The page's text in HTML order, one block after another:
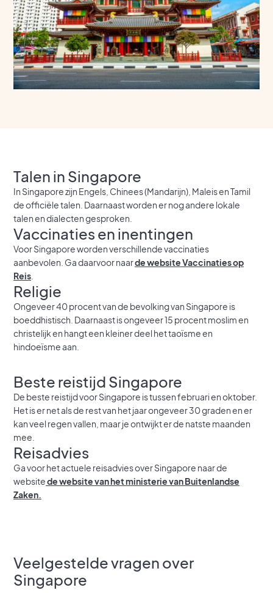
Talen in Singapore
In Singapore zijn Engels, Chinees (Mandarijn), Maleis en Tamil
de officiële talen. Daarnaast worden er nog andere lokale
talen en dialecten gesproken.
Vaccinaties en inentingen
Voor Singapore worden verschillende vaccinaties
aanbevolen. Ga daarvoor naarde website Vaccinaties op
Reis
Religie
Ongeveer 40 procent van de bevolking van Singapore is
boeddhistisch. Daarnaast is ongeveer 15 procent moslim en
christelijk en hangt een kleiner deel het taoïsme en
hindoeïsme aan.
Beste reistijd Singapore
De beste reistijd voor Singapore is tussen februari en oktober.
Het is er net als de rest van het jaar ongeveer 30 graden en er
kan veel regen vallen, maar je ontwijkt er de natste maanden
mee.
Reisadvies
Ga voor het actuele reisadvies over Singapore naar de
websitede website van het ministerie van Buitenlandse
Zaken.
Veelgestelde vragen over
Singapore